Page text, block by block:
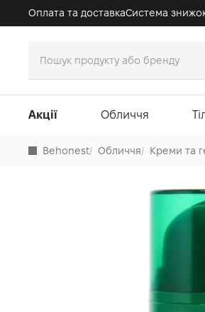
Оплата та доставкаСистема
Акції Обличчя
Behonest/ Обличчя/ Креми та